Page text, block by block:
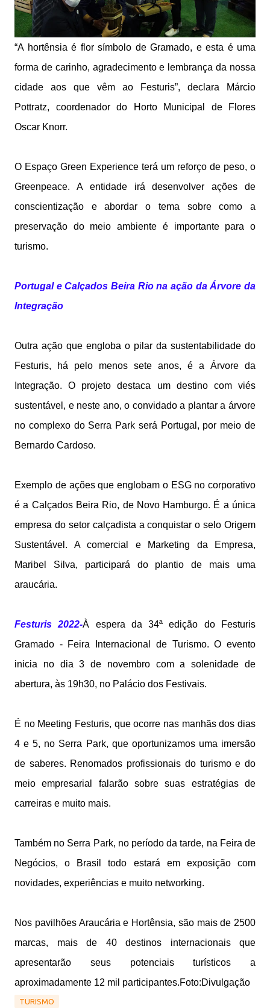
“A hortênsia é flor símbolo de Gramado, e esta é uma
forma de carinho, agradecimento e lembrança da nossa
cidade aos que vêm ao Festuris”, declara Márcio
Pottratz, coordenador do Horto Municipal de Flores
Oscar Knorr.
O Espaço Green Experience terá um reforço de peso, o
Greenpeace. A entidade irá desenvolver ações de
conscientização e abordar o tema sobre como a
preservação do meio ambiente é importante para o
turismo.
Portugal e Calçados Beira Rio na ação da Árvore da
Integração
Outra ação que engloba o pilar da sustentabilidade do
Festuris, há pelo menos sete anos, é a Árvore da
Integração. O projeto destaca um destino com viés
sustentável, e neste ano, o convidado a plantar a árvore
no complexo do Serra Park será Portugal, por meio de
Bernardo Cardoso.
Exemplo de ações que englobam o ESG no corporativo
é a Calçados Beira Rio, de Novo Hamburgo. É a única
empresa do setor calçadista a conquistar o selo Origem
Sustentável. A comercial e Marketing da Empresa,
Maribel Silva, participará do plantio de mais uma
araucária.
Festuris 2022-À espera da 34ª edição do Festuris
Gramado - Feira Internacional de Turismo. O evento
inicia no dia 3 de novembro com a solenidade de
abertura, às 19h30, no Palácio dos Festivais.
É no Meeting Festuris, que ocorre nas manhãs dos dias
4 e 5, no Serra Park, que oportunizamos uma imersão
de saberes. Renomados profissionais do turismo e do
meio empresarial falarão sobre suas estratégias de
carreiras e muito mais.
Também no Serra Park, no período da tarde, na Feira de
Negócios, o Brasil todo estará em exposição com
novidades, experiências e muito networking.
Nos pavilhões Araucária e Hortênsia, são mais de 2500
marcas, mais de 40 destinos internacionais que
apresentarão seus potenciais turísticos a
aproximadamente 12 mil participantes.Foto:Divulgação
TURISMO